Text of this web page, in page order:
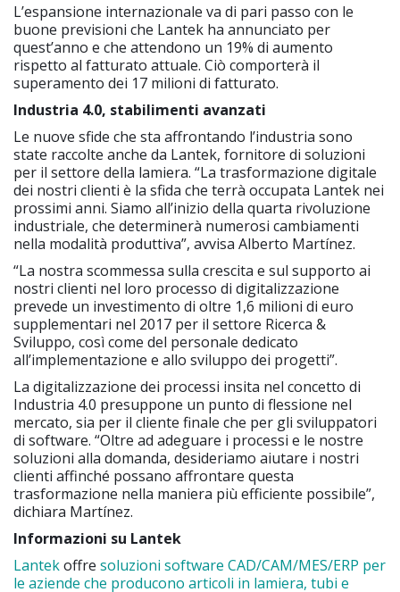
L’espansione internazionale va di pari passo con le
buone previsioni che Lantek ha annunciato per
quest’anno e che attendono un 19% di aumento
rispetto al fatturato attuale. Ciò comporterà il
superamento dei 17 milioni di fatturato.
Industria 4.0, stabilimenti avanzati
Le nuove sfide che sta affrontando l’industria sono
state raccolte anche da Lantek, fornitore di soluzioni
per il settore della lamiera. “La trasformazione digitale
dei nostri clienti è la sfida che terrà occupata Lantek nei
prossimi anni. Siamo all’inizio della quarta rivoluzione
industriale, che determinerà numerosi cambiamenti
nella modalità produttiva”, avvisa Alberto Martínez.
“La nostra scommessa sulla crescita e sul supporto ai
nostri clienti nel loro processo di digitalizzazione
prevede un investimento di oltre 1,6 milioni di euro
supplementari nel 2017 per il settore Ricerca &
Sviluppo, così come del personale dedicato
all’implementazione e allo sviluppo dei progetti”.
La digitalizzazione dei processi insita nel concetto di
Industria 4.0 presuppone un punto di flessione nel
mercato, sia per il cliente finale che per gli sviluppatori
di software. “Oltre ad adeguare i processi e le nostre
soluzioni alla domanda, desideriamo aiutare i nostri
clienti affinché possano affrontare questa
trasformazione nella maniera più efficiente possibile”,
dichiara Martínez.
Informazioni su Lantek
Lantekoffre soluzioni software CAD/CAM/MES/ERP per
le aziende che producono articoli in lamiera, tubi e